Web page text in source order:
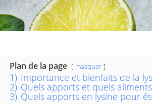
Plan de la page masquer
1) Importance et bienfaits de la
2) Quels apports et quels
3) Quels apports en lysine pour